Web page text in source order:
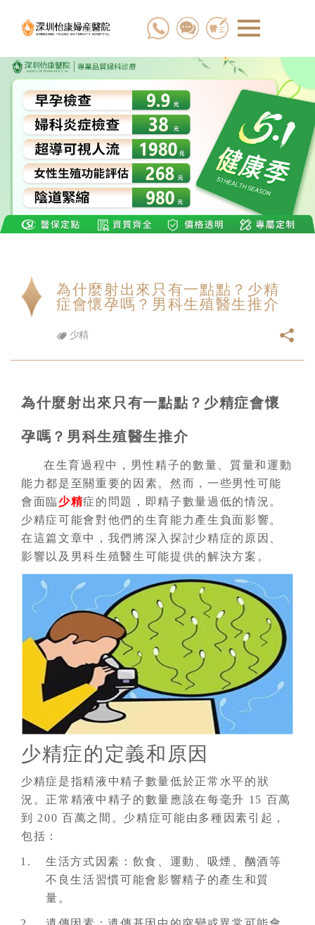
為什麼射出來只有一點點？少精
症會懷孕嗎？男科生殖醫生推介
少精
為什麼射出來只有一點點？少精症會懷
孕嗎？男科生殖醫生推介
在生育過程中，男性精子的數量、質量和運動
能力都是至關重要的因素。然而，一些男性可能
會面臨少精症的問題，即精子數量過低的情況。
少精症可能會對他們的生育能力產生負面影響。
在這篇文章中，我們將深入探討少精症的原因、
影響以及男科生殖醫生可能提供的解決方案。
少精症的定義和原因
少精症是指精液中精子數量低於正常水平的狀
況。正常精液中精子的數量應該在每毫升 15 百萬
到 200 百萬之間。少精症可能由多種因素引起，
包括：
生活方式因素：飲食、運動、吸煙、酗酒等
不良生活習慣可能會影響精子的產生和質
量。